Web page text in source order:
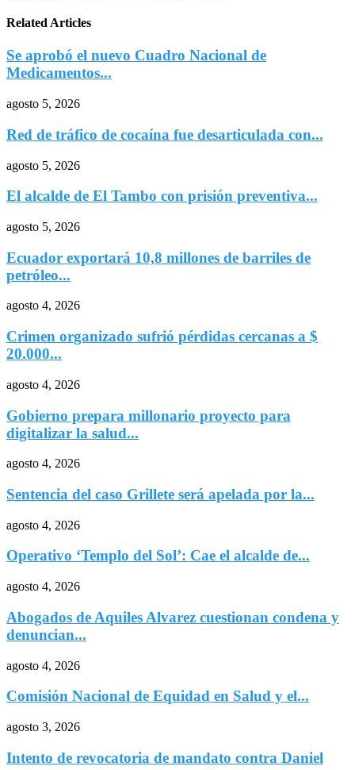
Related Articles
Se aprobó el nuevo Cuadro Nacional de
Medicamentos...
agosto 5, 2026
Red de tráfico de cocaína fue desarticulada con...
agosto 5, 2026
El alcalde de El Tambo con prisión preventiva...
agosto 5, 2026
Ecuador exportará 10,8 millones de barriles de
petróleo...
agosto 4, 2026
Crimen organizado sufrió pérdidas cercanas a $
20.000...
agosto 4, 2026
Gobierno prepara millonario proyecto para
digitalizar la salud...
agosto 4, 2026
Sentencia del caso Grillete será apelada por la...
agosto 4, 2026
Operativo ‘Templo del Sol’: Cae el alcalde de...
agosto 4, 2026
Abogados de Aquiles Alvarez cuestionan condena y
denuncian...
agosto 4, 2026
Comisión Nacional de Equidad en Salud y el...
agosto 3, 2026
Intento de revocatoria de mandato contra Daniel